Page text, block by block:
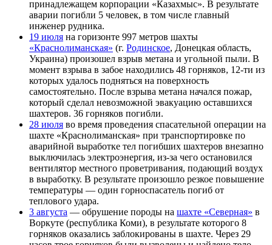
принадлежащем корпорации «Казахмыс». В результате
аварии погибли 5 человек, в том числе главный
инженер рудника.
19 июля на горизонте 997 метров шахты
«Краснолиманская» (г. Родинское, Донецкая область,
Украина) произошел взрыв метана и угольной пыли. В
момент взрыва в забое находились 48 горняков, 12-ти из
которых удалось подняться на поверхность
самостоятельно. После взрыва метана начался пожар,
который сделал невозможной эвакуацию оставшихся
шахтеров. 36 горняков погибли.
28 июля во время проведения спасательной операции на
шахте «Краснолиманская» при транспортировке по
аварийной выработке тел погибших шахтеров внезапно
выключилась электроэнергия, из-за чего остановился
вентилятор местного проветривания, подающий воздух
в выработку. В результате произошло резкое повышение
температуры — один горноспасатель погиб от
теплового удара.
3 августа — обрушение породы на шахте «Северная» в
Воркуте (республика Коми), в результате которого 8
горняков оказались заблокированы в шахте. Через 29